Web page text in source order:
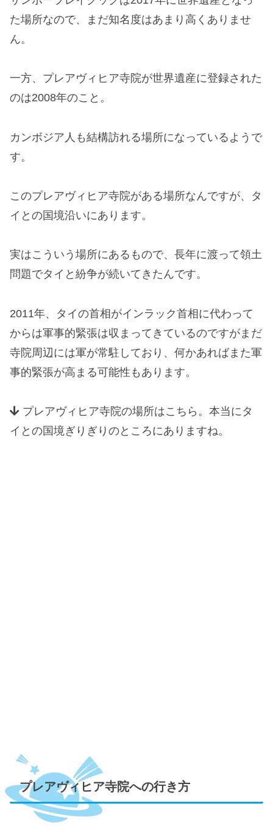
た場所なので、まだ知名度はあまり高くありませ
ん。
一方、プレアヴィヒア寺院が世界遺産に登録された
のは2008年のこと。
カンボジア人も結構訪れる場所になっているようで
す。
このプレアヴィヒア寺院がある場所なんですが、タ
イとの国境沿いにあります。
実はこういう場所にあるもので、長年に渡って領土
問題でタイと紛争が続いてきたんです。
2011年、タイの首相がインラック首相に代わって
からは軍事的緊張は収まってきているのですがまだ
寺院周辺には軍が常駐しており、何かあればまた軍
事的緊張が高まる可能性もあります。
プレアヴィヒア寺院の場所はこちら。本当にタ
イとの国境ぎりぎりのところにありますね。
プレアヴィヒア寺院への行き方